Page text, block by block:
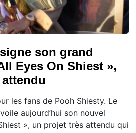
son grand
Eyes On Shiest »,
les fans de Pooh Shiesty. Le
aujourd’hui son nouvel
», un projet très attendu qui